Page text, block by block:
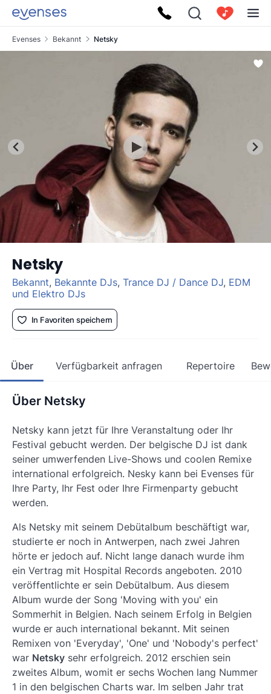
Evenses Bekannt Netsky
Netsky
Bekannt, Bekannte DJs, Trance DJ / Dance DJ, EDM
und Elektro DJs
In Favoriten speichern
Über Verfügbarkeit anfragen Repertoire
Über Netsky
Netsky kann jetzt für Ihre Veranstaltung oder Ihr
Festival gebucht werden. Der belgische DJ ist dank
seiner umwerfenden Live-Shows und coolen Remixe
international erfolgreich. Nesky kann bei Evenses für
Ihre Party, Ihr Fest oder Ihre Firmenparty gebucht
werden.
Als Netsky mit seinem Debütalbum beschäftigt war,
studierte er noch in Antwerpen, nach zwei Jahren
hörte er jedoch auf. Nicht lange danach wurde ihm
ein Vertrag mit Hospital Records angeboten. 2010
veröffentlichte er sein Debütalbum. Aus diesem
Album wurde der Song 'Moving with you' ein
Sommerhit in Belgien. Nach seinem Erfolg in Belgien
wurde er auch international bekannt. Mit seinen
Remixen von 'Everyday', 'One' und 'Nobody's perfect'
war Netsky sehr erfolgreich. 2012 erschien sein
zweites Album, womit er sechs Wochen lang Nummer
1 in den belgischen Charts war. Im selben Jahr trat